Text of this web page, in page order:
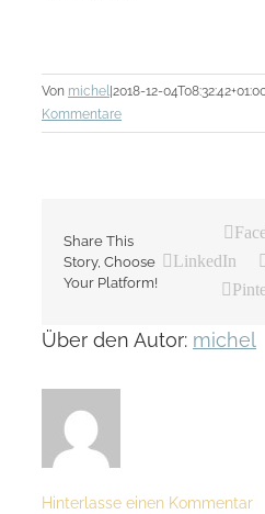
Von michel |2018-12-
Kommentare
Share This
Story, Choose
Your Platform!
LinkedIn
Über den Autor: michel
Hinterlasse einen Kommentar